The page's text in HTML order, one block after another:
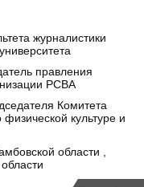
журналистики
правления
РСВА
Комитета
культуре и
области ,